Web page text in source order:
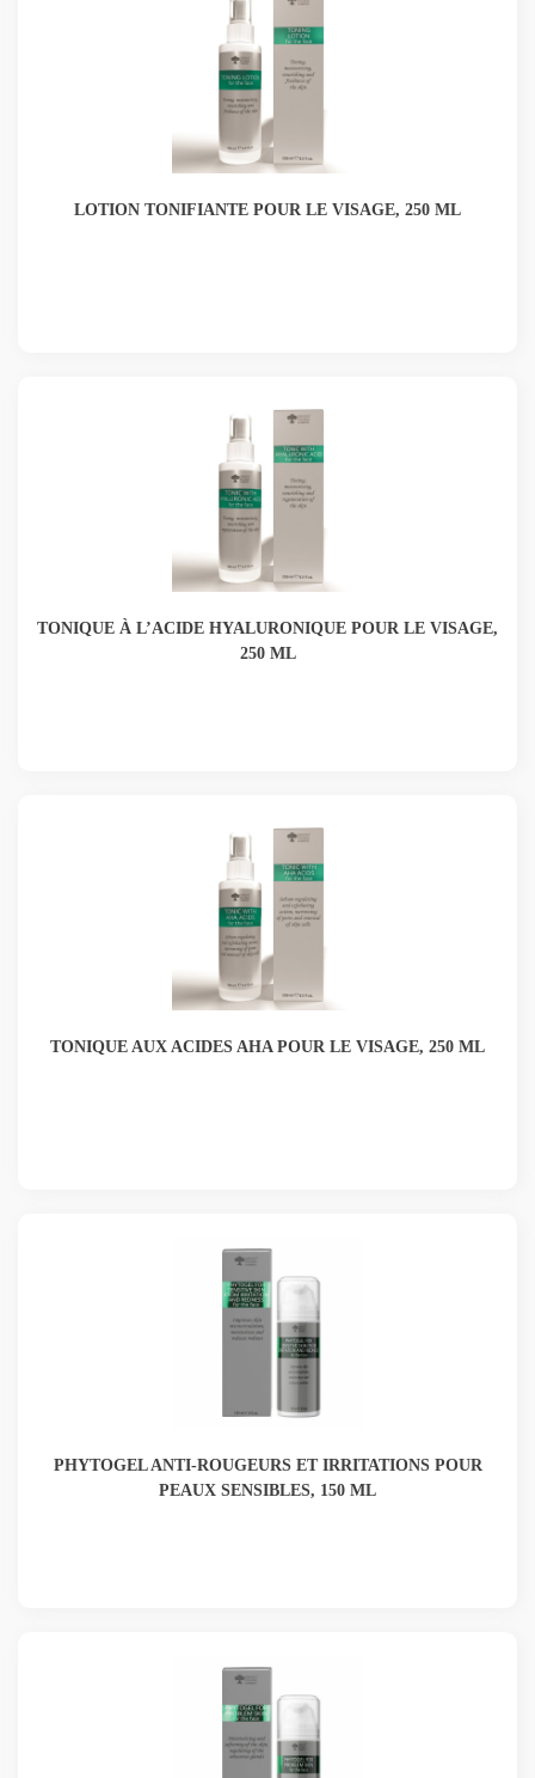
LOTION TONIFIANTE POUR LE VISAGE, 250 ML
TONIQUE À L’ACIDE HYALURONIQUE POUR LE VISAGE,
250 ML
TONIQUE AUX ACIDES AHA POUR LE VISAGE, 250 ML
PHYTOGEL ANTI-ROUGEURS ET IRRITATIONS POUR
PEAUX SENSIBLES, 150 ML